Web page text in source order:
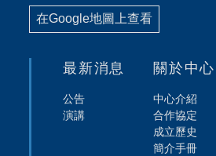
在Google地圖上查看
最新消息
公告
演講
關於中心
中心介紹
合作協定
成立歷史
簡介手冊